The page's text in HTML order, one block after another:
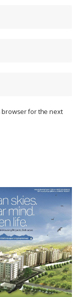
browser for the next